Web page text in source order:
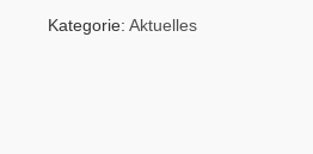
Kategorie: Aktuelles